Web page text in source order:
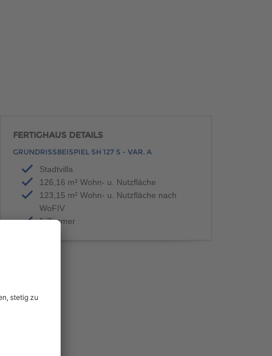
FERTIGHAUS DETAILS
GRUNDRISSBEISPIEL SH 127 S - VAR. A
Stadtvilla
126,16 m² Wohn- u. Nutzfläche
123,15 m² Wohn- u. Nutzfläche nach
WoFIV
5 Zimmer